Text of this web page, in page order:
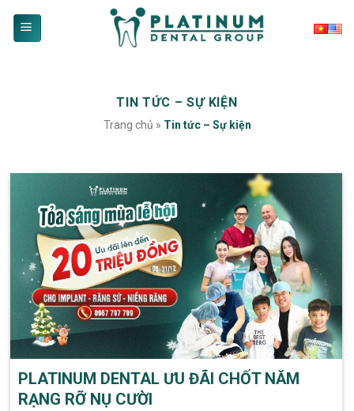
TIN TỨC – SỰ KIỆN
Trang chủ » Tin tức – Sự kiện
PLATINUM DENTAL ƯU ĐÃI CHỐT NĂM
RẠNG RỠ NỤ CƯỜI